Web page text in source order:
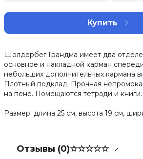
Купить
Шолдербег Грандма имеет два
основное и накладной карман
небольших дополнительных кармана
Плотный подклад. Прочная
на пене. Помещаются тетради и книги.
Размер: длина 25 см, высота 19 см,
Отзывы (0)☆☆☆☆☆